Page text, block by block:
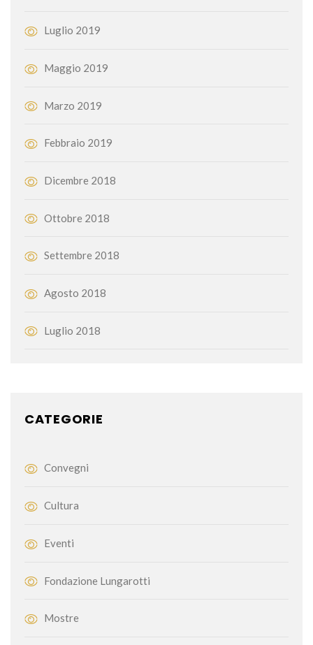
Luglio 2019
Maggio 2019
Marzo 2019
Febbraio 2019
Dicembre 2018
Ottobre 2018
Settembre 2018
Agosto 2018
Luglio 2018
CATEGORIE
Convegni
Cultura
Eventi
Fondazione Lungarotti
Mostre